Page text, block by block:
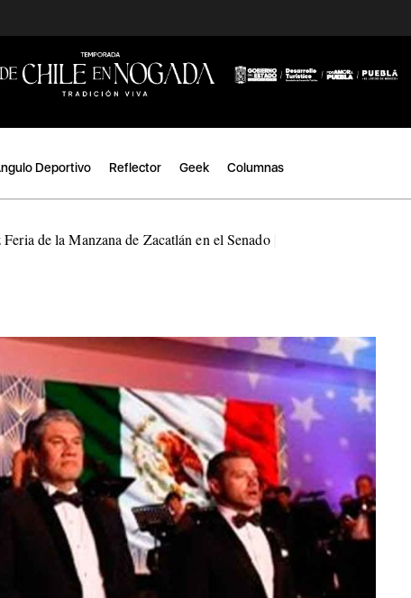
Deportivo Reflector Geek Columnas
de la Manzana de Zacatlán en el Senado